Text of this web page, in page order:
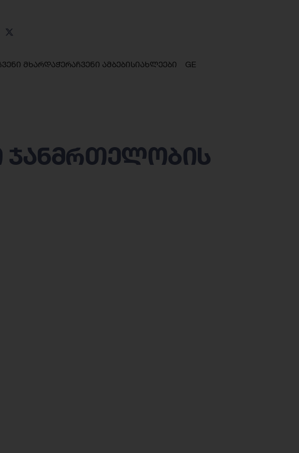
მხარდაჭერაჩვენი ამბებისიახლეები GE
ჯანმრთელობის